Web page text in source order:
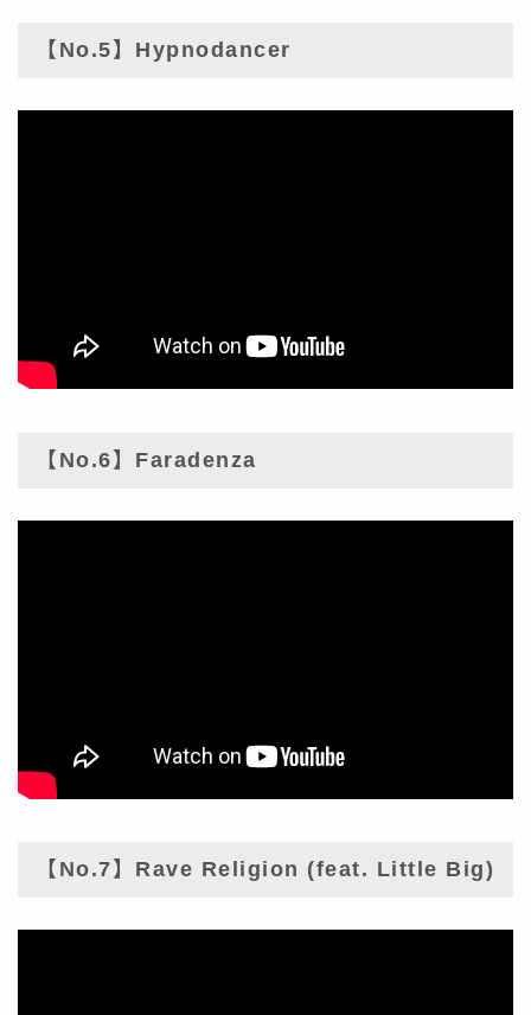
【No.5】Hypnodancer
【No.6】Faradenza
【No.7】Rave Religion (feat. Little Big)